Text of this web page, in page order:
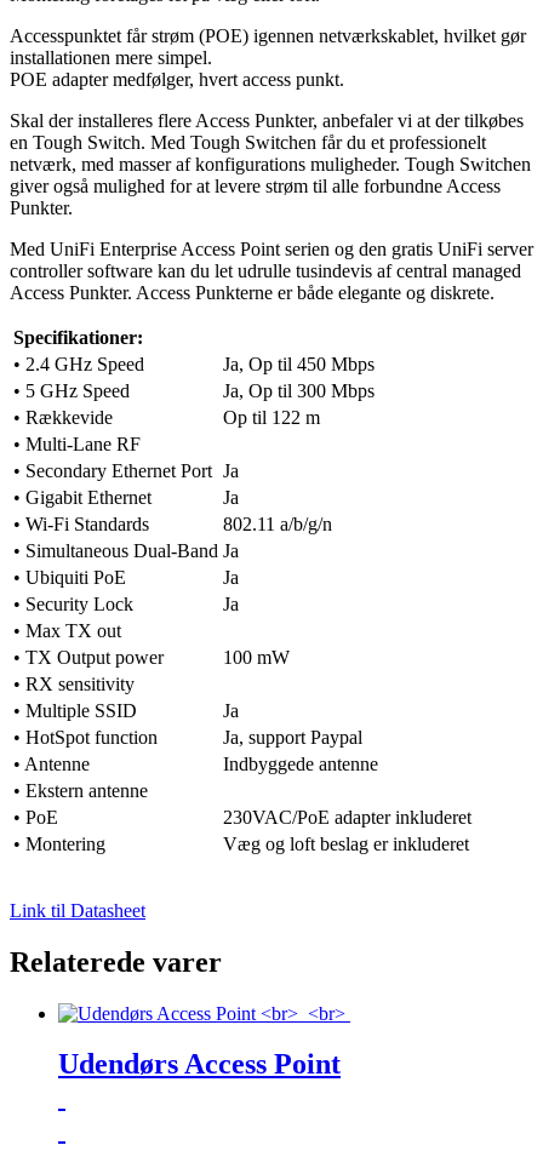
Accesspunktet får strøm (POE) igennen netværkskablet, hvilket gør
installationen mere simpel.
POE adapter medfølger, hvert access punkt.
Skal der installeres flere Access Punkter, anbefaler vi at der tilkøbes
en Tough Switch. Med Tough Switchen får du et professionelt
netværk, med masser af konfigurations muligheder. Tough Switchen
giver også mulighed for at levere strøm til alle forbundne Access
Punkter.
Med UniFi Enterprise Access Point serien og den gratis UniFi server
controller software kan du let udrulle tusindevis af central managed
Access Punkter. Access Punkterne er både elegante og diskrete.
Specifikationer:
• 2.4 GHz Speed
Ja, Op til 450 Mbps
• 5 GHz Speed
Ja, Op til 300 Mbps
• Rækkevide
Op til 122 m
• Multi-Lane RF
• Secondary Ethernet Port Ja
• Gigabit Ethernet
Ja
• Wi-Fi Standards
802.11 a/b/g/n
• Simultaneous Dual-Band Ja
• Ubiquiti PoE
Ja
• Security Lock
Ja
• Max TX out
• TX Output power
100 mW
• RX sensitivity
• Multiple SSID
Ja
• HotSpot function
Ja, support Paypal
• Antenne
Indbyggede antenne
• Ekstern antenne
• PoE
230VAC/PoE adapter inkluderet
• Montering
Væg og loft beslag er inkluderet
Link til Datasheet
Relaterede varer
Udendørs Access Point